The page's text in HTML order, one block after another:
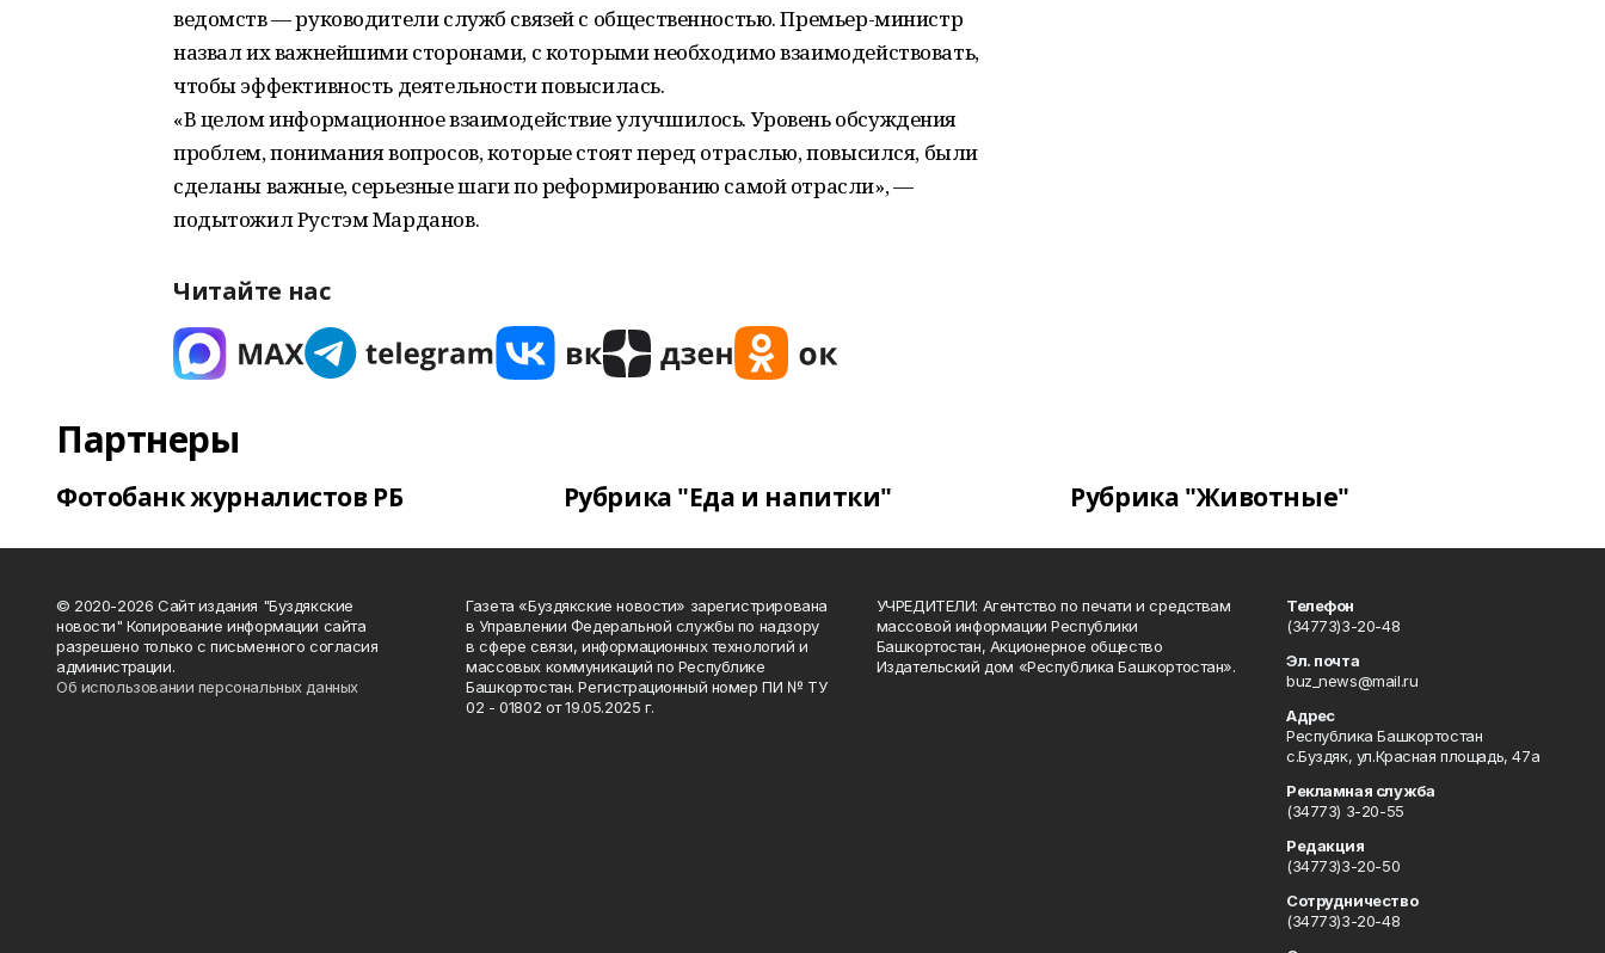
ведомств — руководители служб связей с общественностью. Премьер-министр
назвал их важнейшими сторонами, с которыми необходимо взаимодействовать,
чтобы эффективность деятельности повысилась.
«В целом информационное взаимодействие улучшилось. Уровень обсуждения
проблем, понимания вопросов, которые стоят перед отраслью, повысился, были
сделаны важные, серьезные шаги по реформированию самой отрасли», —
подытожил Рустэм Марданов.
Читайте нас
Партнеры
Фотобанк журналистов РБ Рубрика "Еда и напитки" Рубрика "Животные"
© 2020-2026 Сайт издания "Буздякские
новости" Копирование информации сайта
разрешено только с письменного согласия
администрации.
Об использовании персональных данных
Газета «Буздякские новости» зарегистрирована
в Управлении Федеральной службы по надзору
в сфере связи, информационных технологий и
массовых коммуникаций по Республике
Башкортостан. Регистрационный номер ПИ № ТУ
02 - 01802 от 19.05.2025 г.
УЧРЕДИТЕЛИ: Агентство по печати и средствам
массовой информации Республики
Башкортостан, Акционерное общество
Издательский дом «Республика Башкортостан».
Телефон
(34773)3-20-48
Эл. почта
buz_news@mail.ru
Адрес
Республика Башкортостан
с.Буздяк, ул.Красная площадь, 47а
Рекламная служба
(34773) 3-20-55
Редакция
(34773)3-20-50
Сотрудничество
(34773)3-20-48